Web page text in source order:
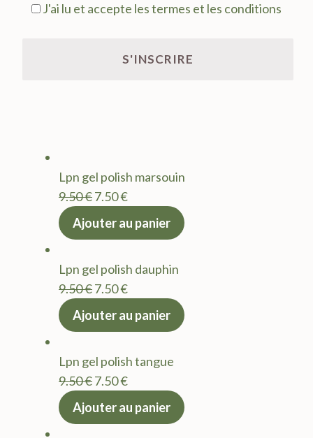
J'ai lu et accepte les termes et les conditions
Lpn gel polish marsouin
9.50€Le
prix
9.50 €.
7.50€Le
actuel
7.50 €.
Ajouter au panier
Lpn gel polish dauphin
9.50€Le
prix
9.50 €.
7.50€Le
actuel
7.50 €.
Ajouter au panier
Lpn gel polish tangue
9.50€Le
prix
7.50€Le
actuel
Ajouter au panier